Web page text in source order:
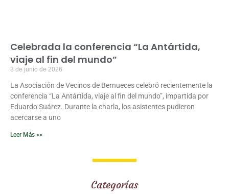
Celebrada la conferencia “La Antártida,
viaje al fin del mundo”
3 de junio de 2026
La Asociación de Vecinos de Bernueces celebró recientemente la
conferencia “La Antártida, viaje al fin del mundo”, impartida por
Eduardo Suárez. Durante la charla, los asistentes pudieron
acercarse a uno
Leer Más >>
Categorías